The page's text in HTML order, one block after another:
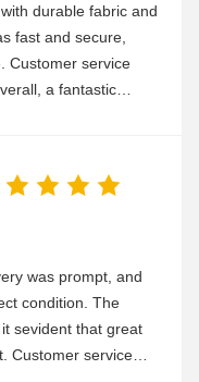
durable fabric and
fast and secure,
Customer service
a fantastic
was prompt, and
condition. The
sevident that great
Customer service